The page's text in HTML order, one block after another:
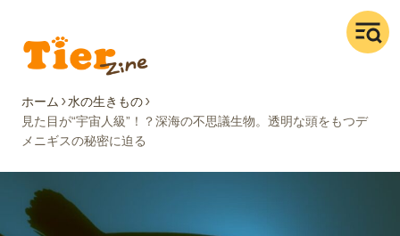
ホーム
水の生きもの
見た目が“宇宙人級”！？深海の不思議生物。透明な頭をもつデ
メニギスの秘密に迫る